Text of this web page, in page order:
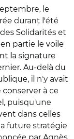
le
durant l'été
Solidarités et
partie le voile
la signature
Au-delà du
il n'y avait
à ce
puisqu'une
dans celles
future stratégie